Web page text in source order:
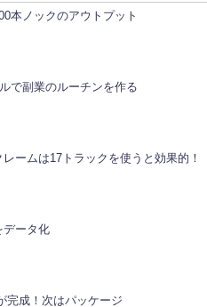
本ノックのアウトプット
で副業のルーチンを作る
ームは17トラックを使うと効果的！
データ化
完成！次はパッケージ